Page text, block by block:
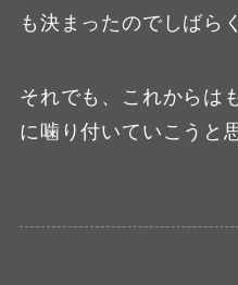
も決まったのでしばら
それでも、これからは
に噛り付いていこうと